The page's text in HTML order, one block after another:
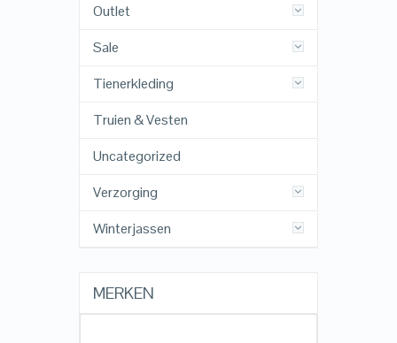
Outlet
Sale
Tienerkleding
Truien & Vesten
Uncategorized
Verzorging
Winterjassen
MERKEN